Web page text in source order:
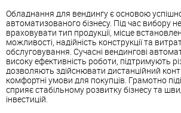
Обладнання для вендингу є основою
автоматизованого бізнесу. Під час вибору
враховувати тип продукції, місце
можливості, надійність конструкції та
обслуговування. Сучасні вендингові
високу ефективність роботи, підтримують
дозволяють здійснювати дистанційний
комфортні умови для покупців. Грамотно
сприяє стабільному розвитку бізнесу та
інвестицій.